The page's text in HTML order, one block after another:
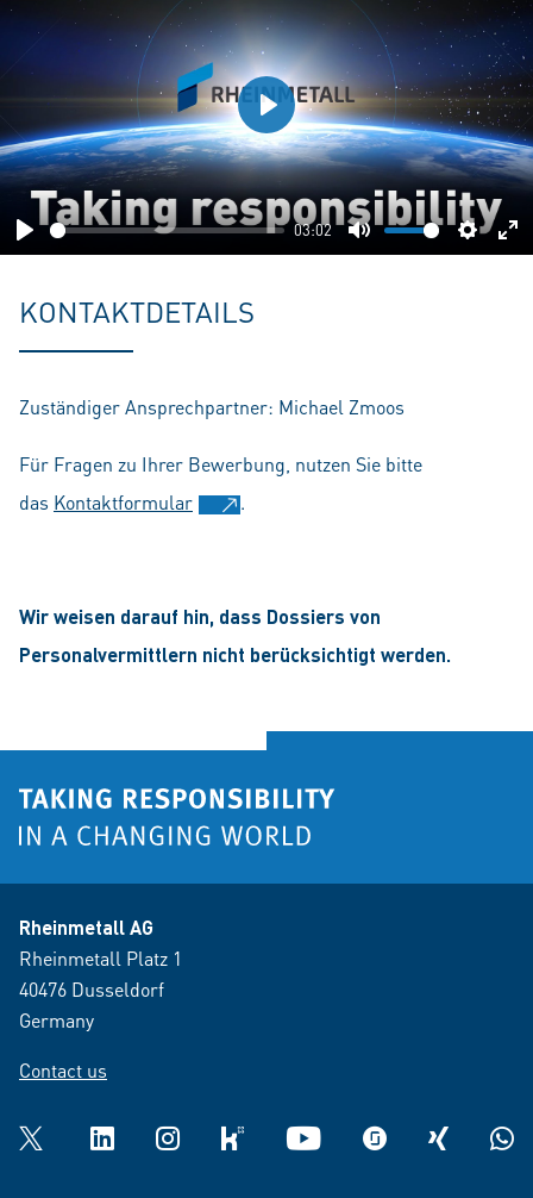
Play
03:02
Mute
Play
KONTAKTDETAILS
Zuständiger Ansprechpartner: Michael Zmoos
Für Fragen zu Ihrer Bewerbung, nutzen Sie bitte
das Kontaktformular .
Wir weisen darauf hin, dass Dossiers von
Personalvermittlern nicht berücksichtigt werden.
Rheinmetall AG
Rheinmetall Platz 1
40476 Dusseldorf
Germany
Contact us
Twitter LinkedInInstagramkununu YouTube glassdoorXING